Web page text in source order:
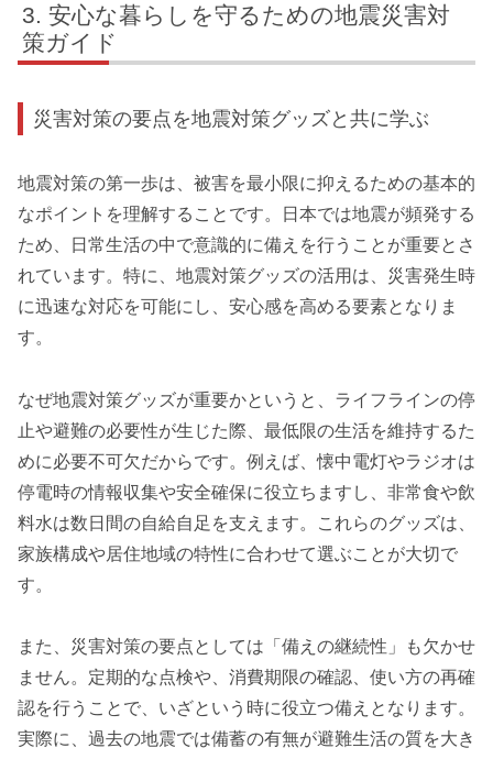
安心な暮らしを守るための地震災害対
策ガイド
災害対策の要点を地震対策グッズと共に学ぶ
地震対策の第一歩は、被害を最小限に抑えるための基本的
なポイントを理解することです。日本では地震が頻発する
ため、日常生活の中で意識的に備えを行うことが重要とさ
れています。特に、地震対策グッズの活用は、災害発生時
に迅速な対応を可能にし、安心感を高める要素となりま
す。
なぜ地震対策グッズが重要かというと、ライフラインの停
止や避難の必要性が生じた際、最低限の生活を維持するた
めに必要不可欠だからです。例えば、懐中電灯やラジオは
停電時の情報収集や安全確保に役立ちますし、非常食や飲
料水は数日間の自給自足を支えます。これらのグッズは、
家族構成や居住地域の特性に合わせて選ぶことが大切で
す。
また、災害対策の要点としては「備えの継続性」も欠かせ
ません。定期的な点検や、消費期限の確認、使い方の再確
認を行うことで、いざという時に役立つ備えとなります。
実際に、過去の地震では備蓄の有無が避難生活の質を大き